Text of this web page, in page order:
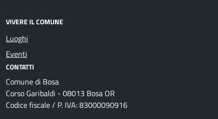
VIVERE IL COMUNE
Luoghi
Eventi
CONTATTI
Comune di Bosa
Corso Garibaldi - 08013 Bosa OR
Codice fiscale / P. IVA: 83000090916